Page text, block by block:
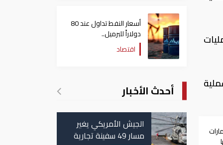
أسعار النفط تداول عند 80
دولاراً للبرميل..
وتراجع الأسهم الأمريكية
اقتصاد
أحدث الأخبار
الجيش الأمريكي يغير
مسار 49 سفينة تجارية